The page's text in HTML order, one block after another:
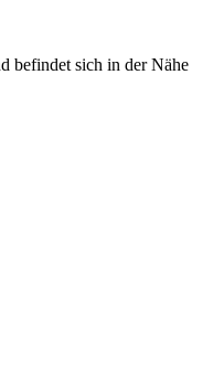
befindet sich in der Nähe